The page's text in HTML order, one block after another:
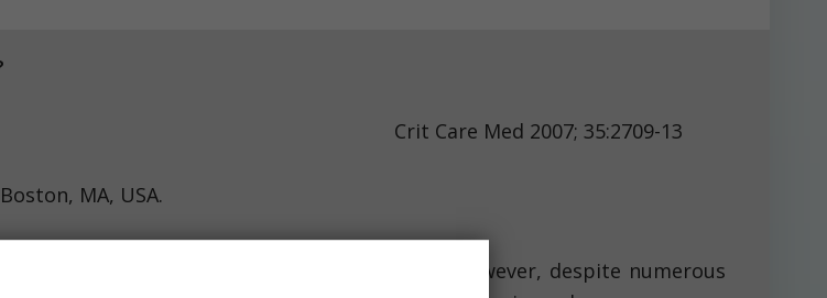
al. Crit Care Med 2007; 35:2709-13
MA, USA.
since the beginning of cultural history. However, despite numerous